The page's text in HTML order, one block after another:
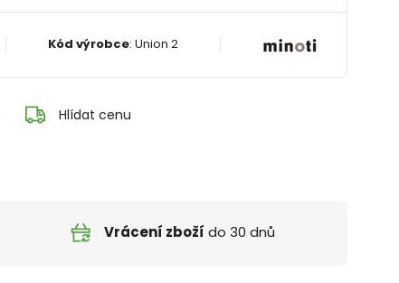
Kód výrobce: Union 2
Hlídat cenu
Vrácení zboží do 30 dnů